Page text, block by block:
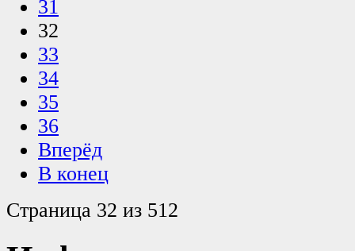
31
32
33
34
35
36
Вперёд
В конец
Страница 32 из 512